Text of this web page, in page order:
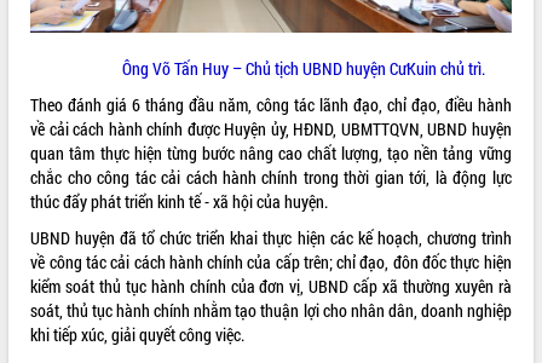
QUY HOẠCH - KẾ HOẠCH
Ông Võ Tấn Huy – Chủ tịch UBND huyện CưKuin chủ trì.
Theo đánh giá 6 tháng đầu năm, công tác lãnh đạo, chỉ đạo, điều hành
về cải cách hành chính được Huyện ủy, HĐND, UBMTTQVN, UBND huyện
quan tâm thực hiện từng bước nâng cao chất lượng, tạo nền tảng vững
chắc cho công tác cải cách hành chính trong thời gian tới, là động lực
thúc đẩy phát triển kinh tế - xã hội của huyện.
UBND huyện đã tổ chức triển khai thực hiện các kế hoạch, chương trình
về công tác cải cách hành chính của cấp trên; chỉ đạo, đôn đốc thực hiện
kiểm soát thủ tục hành chính của đơn vị, UBND cấp xã thường xuyên rà
soát, thủ tục hành chính nhằm tạo thuận lợi cho nhân dân, doanh nghiệp
khi tiếp xúc, giải quyết công việc.